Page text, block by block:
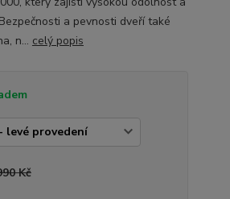
a pevnosti dveří také
n... celý popis
Kč